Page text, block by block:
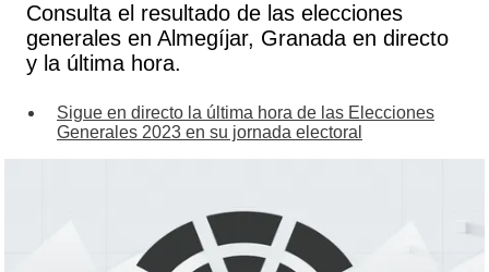
Consulta el resultado de las elecciones
generales en Almegíjar, Granada en directo
y la última hora.
Sigue en directo la última hora de las Elecciones
Generales 2023 en su jornada electoral